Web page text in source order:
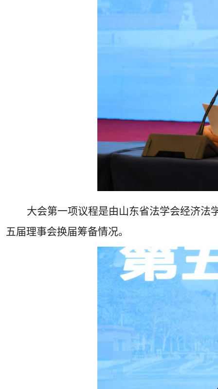
大会第一项议程是由山东省法学会经济法
五届理事会换届筹备情况。